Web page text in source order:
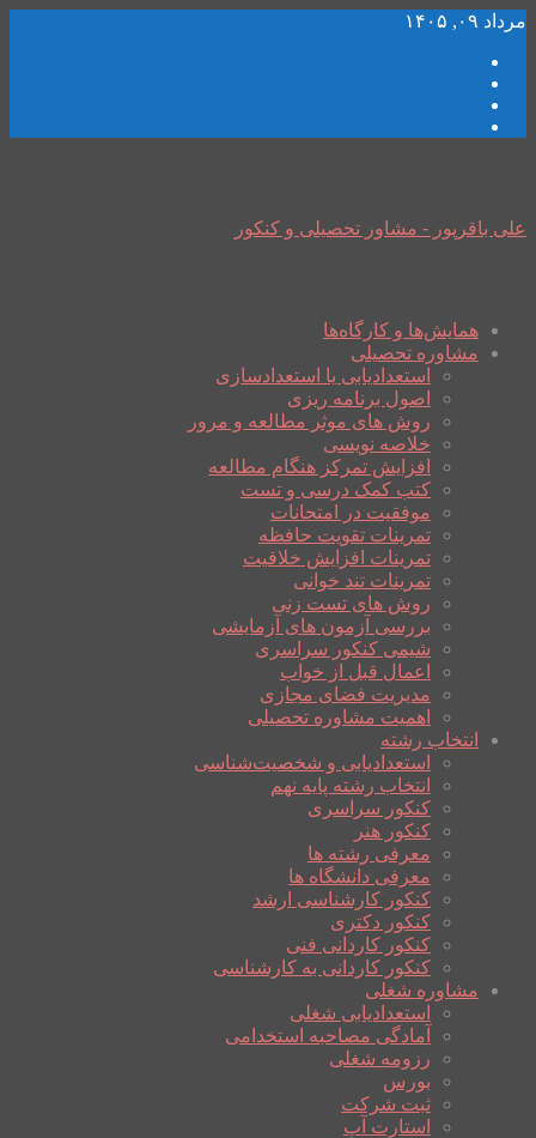
مرداد ۰۹, ۱۴۰۵
علی باقرپور - مشاور تحصیلی و کنکور
همایش‌ها و کارگاه‌ها
مشاوره تحصیلی
استعدادیابی یا استعدادسازی
اصول برنامه ریزی
روش های موثر مطالعه و مرور
خلاصه نویسی
افزایش تمرکز هنگام مطالعه
کتب کمک درسی و تست
موفقیت در امتحانات
تمرینات تقویت حافظه
تمرینات افزایش خلاقیت
تمرینات تند خوانی
روش های تست زنی
بررسی آزمون های آزمایشی
شیمی کنکور سراسری
اعمال قبل از خواب
مدیریت فضای مجازی
اهمیت مشاوره تحصیلی
انتخاب رشته
استعدادیابی و شخصیت‌شناسی
انتخاب رشته پایه نهم
کنکور سراسری
کنکور هنر
معرفی رشته ها
معرفی دانشگاه ها
کنکور کارشناسی ارشد
کنکور دکتری
کنکور کاردانی فنی
کنکور کاردانی به کارشناسی
مشاوره شغلی
استعدادیابی شغلی
آمادگی مصاحبه استخدامی
رزومه شغلی
بورس
ثبت شرکت
استارت آپ